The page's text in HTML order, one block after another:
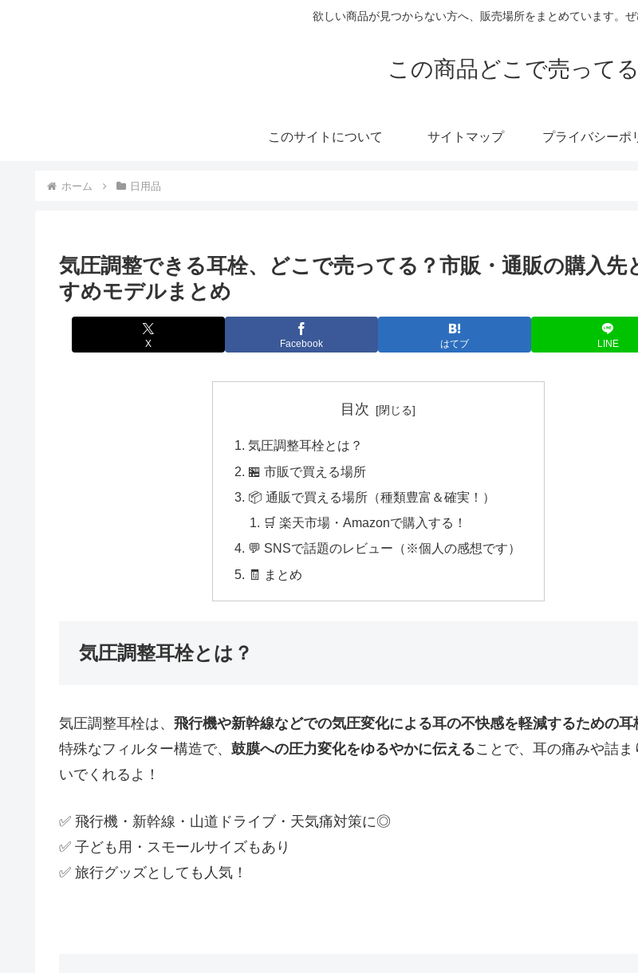
欲しい商品が見つからない方へ、販売場所をまとめています。ぜ
この商品どこで売って
このサイトについて サイトマップ プライバシーポ
ホーム 日用品
気圧調整できる耳栓、どこで売ってる？市販・通販の購入先
すめモデルまとめ
X Facebook はてブ LINE
目次
気圧調整耳栓とは？
🏪 市販で買える場所
📦 通販で買える場所（種類豊富＆確実！）
🛒 楽天市場・Amazonで購入する！
💬 SNSで話題のレビュー（※個人の感想です）
🧾 まとめ
気圧調整耳栓とは？
気圧調整耳栓は、 飛行機や新幹線などでの気圧変化による耳の不快感を軽減するための耳
特殊なフィルター構造で、 鼓膜への圧力変化をゆるやかに伝えることで、耳の痛みや詰ま
いでくれるよ！
✅ 飛行機・新幹線・山道ドライブ・天気痛対策に◎
✅ 子ども用・スモールサイズもあり
✅ 旅行グッズとしても人気！